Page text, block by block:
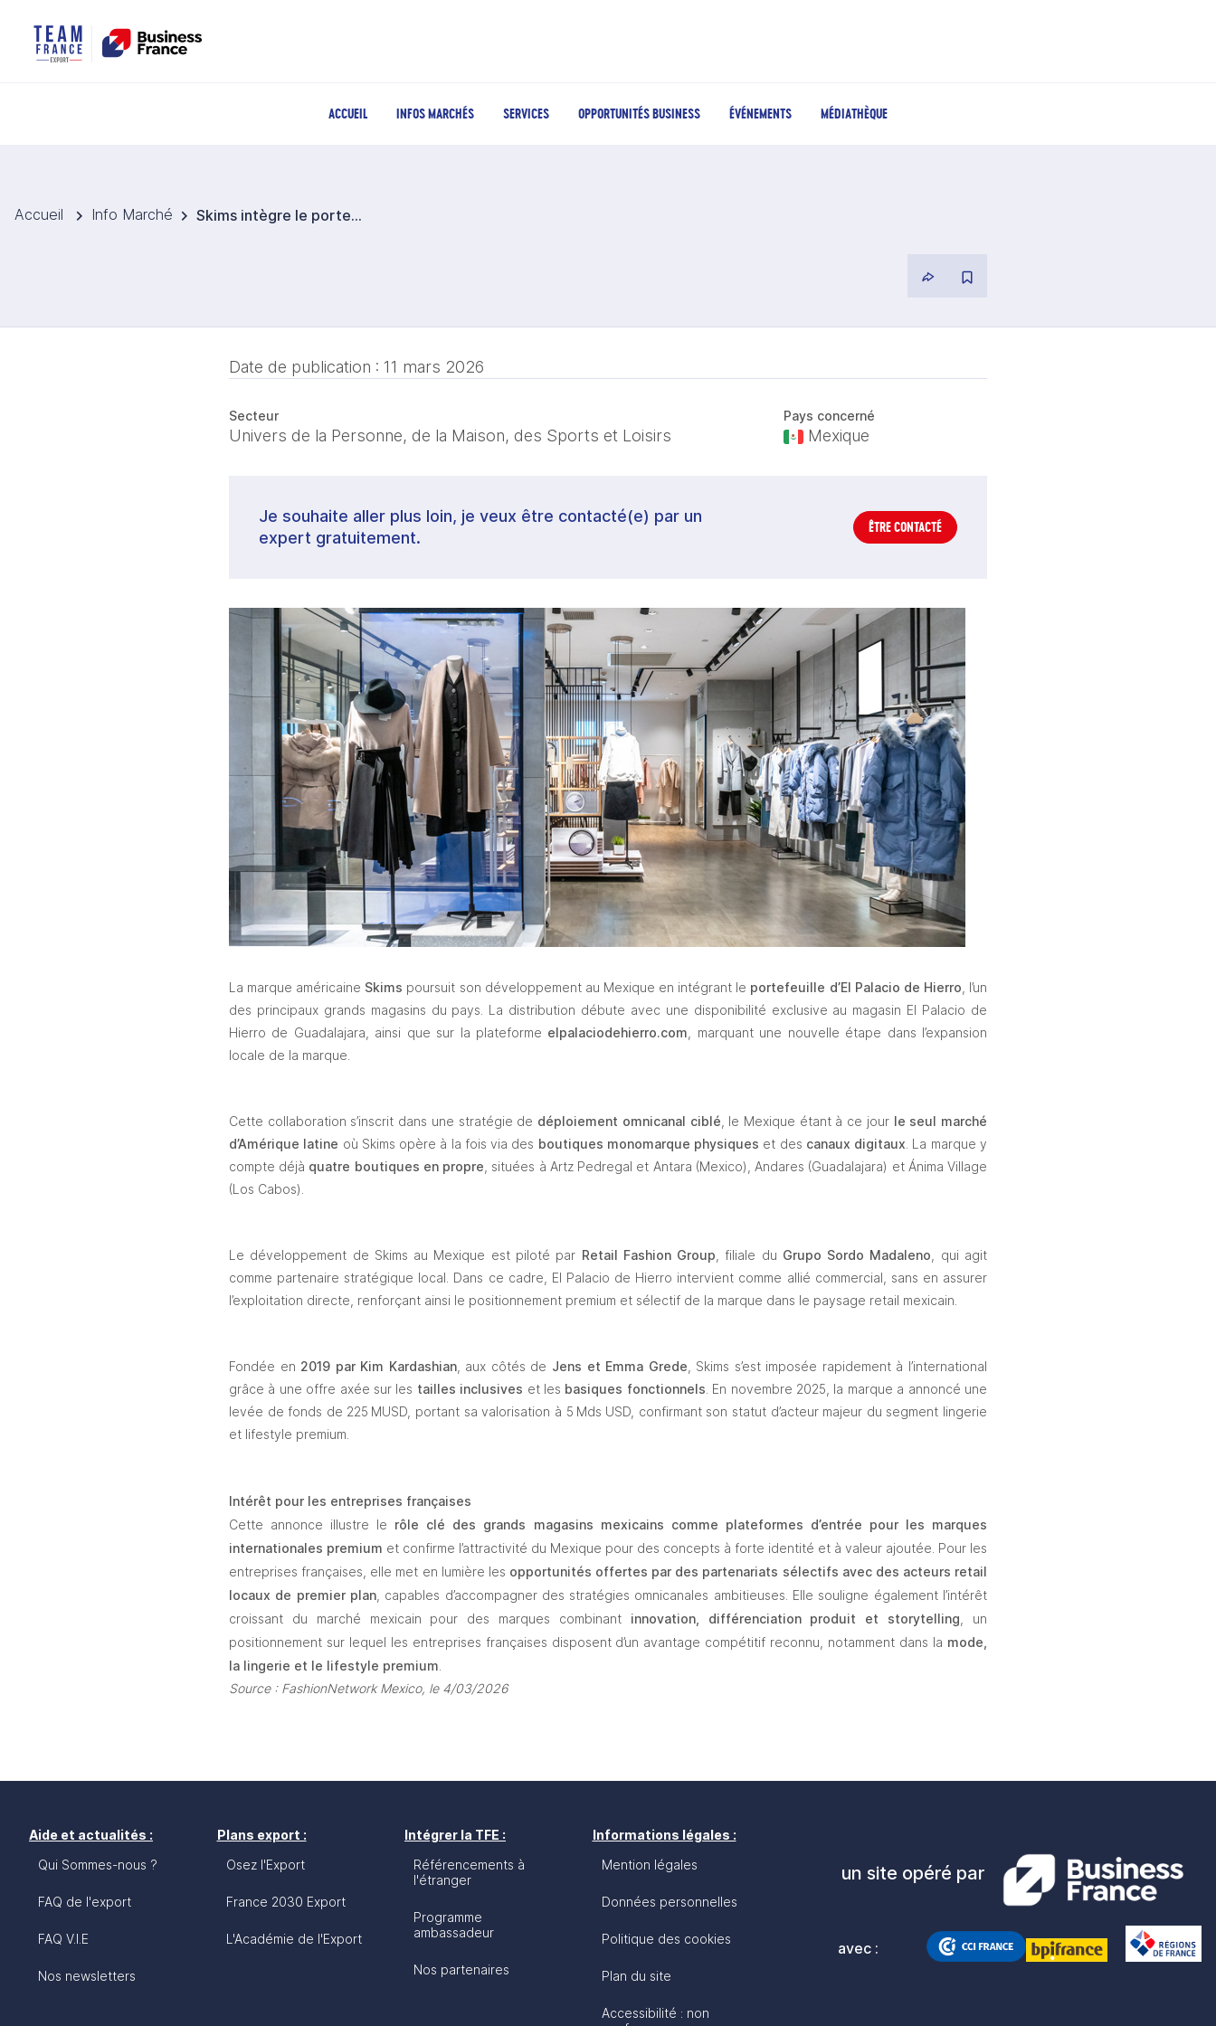
ACCUEIL INFOS MARCHÉS SERVICES OPPORTUNITÉS BUSINESS ÉVÉNEMENTS MÉDIATHÈQUE
Accueil Info Marché Skims intègre le portefeuille d’El Palacio de Hierro au Mexique
Date de publication : 11 mars 2026
Secteur
Univers de la Personne, de la Maison, des Sports et Loisirs
Pays concerné
Mexique
Je souhaite aller plus loin, je veux être contacté(e) par un
expert gratuitement.
ÊTRE CONTACTÉ
La marque américaine Skims poursuit son développement au Mexique en intégrant le portefeuille d’El Palacio de Hierro , l’un
des principaux grands magasins du pays. La distribution débute avec une disponibilité exclusive au magasin El Palacio de
Hierro de Guadalajara, ainsi que sur la plateforme elpalaciodehierro.com , marquant une nouvelle étape dans l’expansion
locale de la marque.
Cette collaboration s’inscrit dans une stratégie de déploiement omnicanal ciblé , le Mexique étant à ce jour le seul marché
d’Amérique latine où Skims opère à la fois via des boutiques monomarque physiques et des canaux digitaux . La marque y
compte déjà quatre boutiques en propre , situées à Artz Pedregal et Antara (Mexico), Andares (Guadalajara) et Ánima Village
(Los Cabos).
Le développement de Skims au Mexique est piloté par Retail Fashion Group , filiale du Grupo Sordo Madaleno , qui agit
comme partenaire stratégique local. Dans ce cadre, El Palacio de Hierro intervient comme allié commercial, sans en assurer
l’exploitation directe, renforçant ainsi le positionnement premium et sélectif de la marque dans le paysage retail mexicain.
Fondée en 2019 par Kim Kardashian, aux côtés de Jens et Emma Grede , Skims s’est imposée rapidement à l’international
grâce à une offre axée sur les tailles inclusives et les basiques fonctionnels . En novembre 2025, la marque a annoncé une
levée de fonds de 225 MUSD, portant sa valorisation à 5 Mds USD, confirmant son statut d’acteur majeur du segment lingerie
et lifestyle premium.
Intérêt pour les entreprises françaises
Cette annonce illustre le rôle clé des grands magasins mexicains comme plateformes d’entrée pour les marques
internationales premium et confirme l’attractivité du Mexique pour des concepts à forte identité et à valeur ajoutée. Pour les
entreprises françaises, elle met en lumière les opportunités offertes par des partenariats sélectifs avec des acteurs retail
locaux de premier plan, capables d’accompagner des stratégies omnicanales ambitieuses. Elle souligne également l’intérêt
croissant du marché mexicain pour des marques combinant innovation, différenciation produit et storytelling , un
positionnement sur lequel les entreprises françaises disposent d’un avantage compétitif reconnu, notamment dans la mode,
la lingerie et le lifestyle premium
Source : FashionNetwork Mexico, le 4/03/2026
Aide et actualités :
Qui Sommes-nous ?
FAQ de l'export
FAQ V.I.E
Nos newsletters
Plans export :
Osez l'Export
France 2030 Export
L'Académie de l'Export
Intégrer la TFE :
Référencements à
l'étranger
Programme
ambassadeur
Nos partenaires
Informations légales :
Mention légales
Données personnelles
Politique des cookies
Plan du site
Accessibilité : non
un site opéré par
avec :